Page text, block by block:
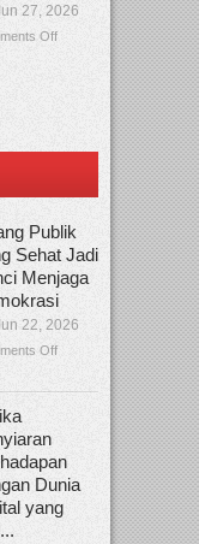
27, 2026
Off
Publik
Sehat Jadi
Menjaga
22, 2026
Off
Dunia
yang